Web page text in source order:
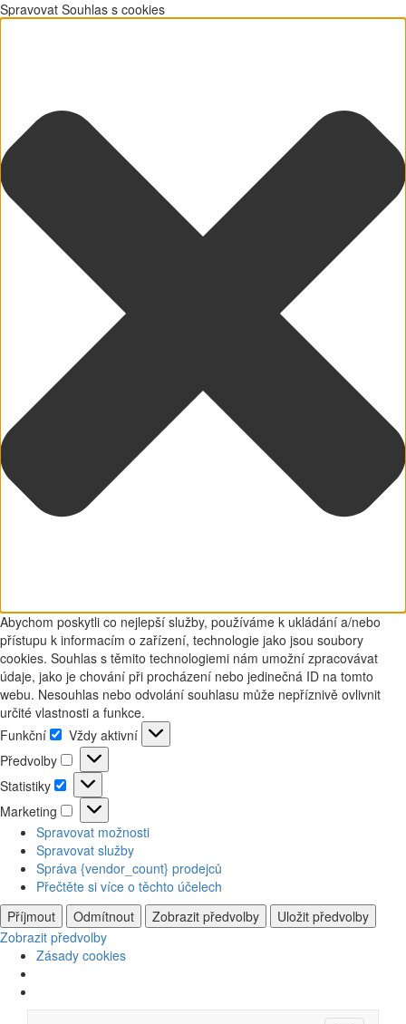
Spravovat Souhlas s cookies
Abychom poskytli co nejlepší služby, používáme k ukládání a/nebo
přístupu k informacím o zařízení, technologie jako jsou soubory
cookies. Souhlas s těmito technologiemi nám umožní zpracovávat
údaje, jako je chování při procházení nebo jedinečná ID na tomto
webu. Nesouhlas nebo odvolání souhlasu může nepříznivě ovlivnit
určité vlastnosti a funkce.
Funkční
Funkční
Vždy aktivní
Předvolby
Předvolby
Statistiky
Statistiky
Marketing
Marketing
Spravovat možnosti
Spravovat služby
Správa {vendor_count} prodejců
Přečtěte si více o těchto účelech
Příjmout
Odmítnout Zobrazit předvolby
Uložit předvolby
Zobrazit předvolby
Zásady cookies